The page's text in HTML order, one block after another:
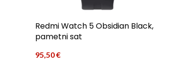
Redmi Watch 5 Obsidian Black,
pametni sat
95,50€